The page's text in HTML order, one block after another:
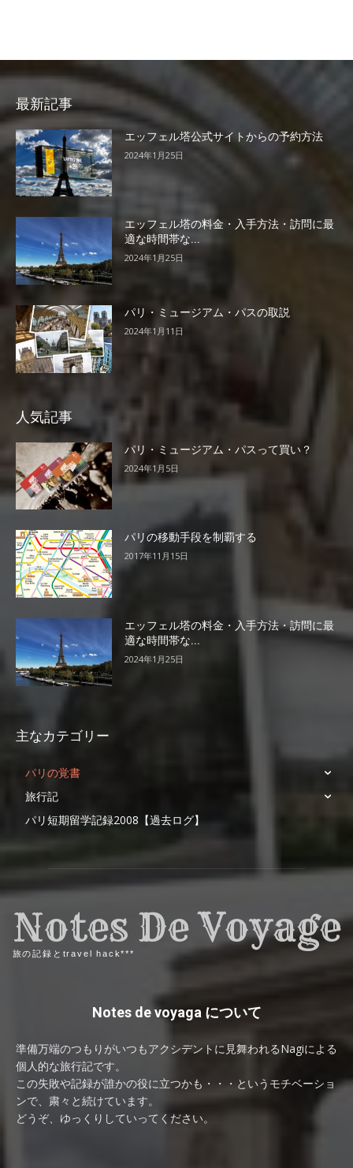
最新記事
エッフェル塔公式サイトからの予約方法
2024年1月25日
エッフェル塔の料金・入手方法・訪問に最
適な時間帯な...
2024年1月25日
パリ・ミュージアム・パスの取説
2024年1月11日
人気記事
パリ・ミュージアム・パスって買い？
2024年1月5日
パリの移動手段を制覇する
2017年11月15日
エッフェル塔の料金・入手方法・訪問に最
適な時間帯な...
2024年1月25日
主なカテゴリー
パリの覚書
旅行記
パリ短期留学記録2008【過去ログ】
Notes De Voyage
旅の記録とtravel hack***
Notes de voyaga について
準備万端のつもりがいつもアクシデントに見舞われるNagiによる
個人的な旅行記です。
この失敗や記録が誰かの役に立つかも・・・というモチベーショ
ンで、粛々と続けています。
どうぞ、ゆっくりしていってください。